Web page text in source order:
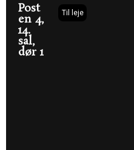
Post
en 4,
14.
sal,
dør 1
Til leje